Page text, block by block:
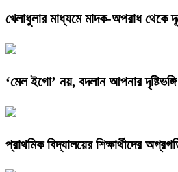
খেলাধুলার মাধ্যমে মাদক-অপরাধ থেকে
‘মেল ইগো’ নয়, বদলান আপনার দৃষ্টিভঙ্গি
প্রাথমিক বিদ্যালয়ের শিক্ষার্থীদের